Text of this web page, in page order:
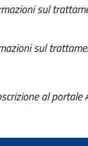
sul
sul
al portale